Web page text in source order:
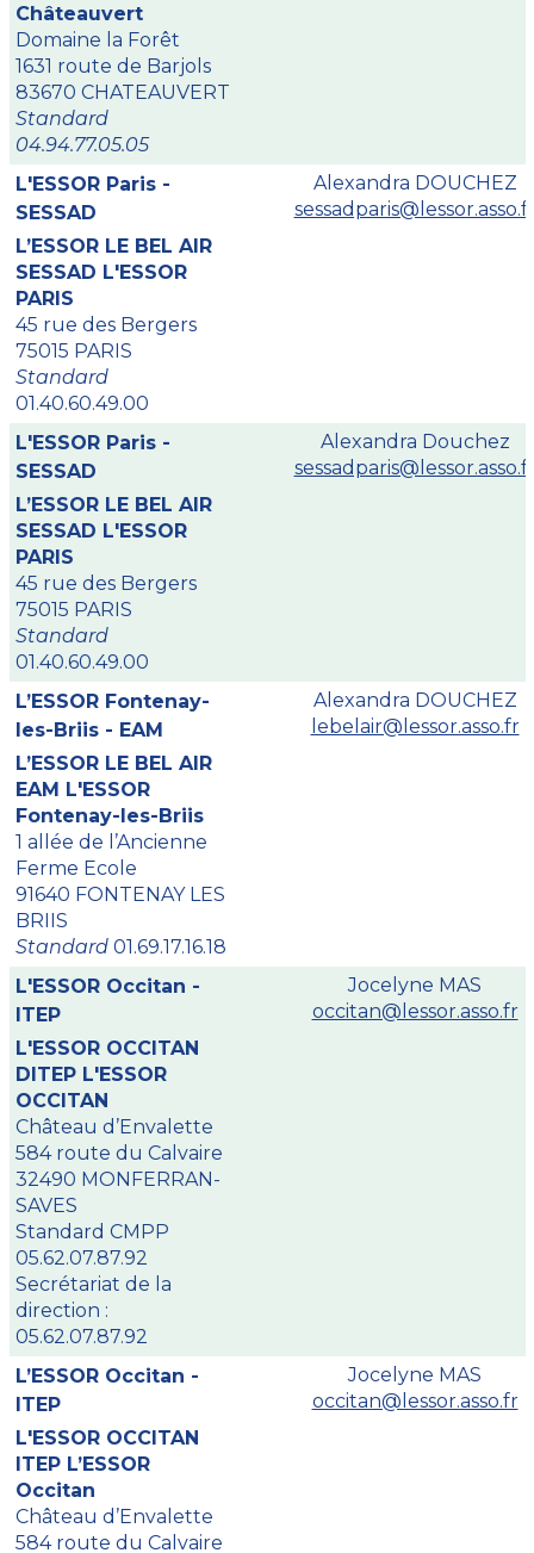
Châteauvert
Domaine la Forêt
1631 route de Barjols
83670 CHATEAUVERT
Standard
04.94.77.05.05
L'ESSOR Paris -
SESSAD
L’ESSOR LE BEL AIR
SESSAD L'ESSOR
PARIS
45 rue des Bergers
75015 PARIS
Standard
01.40.60.49.00
Alexandra DOUCHEZ
L'ESSOR Paris -
SESSAD
L’ESSOR LE BEL AIR
SESSAD L'ESSOR
PARIS
45 rue des Bergers
75015 PARIS
Standard
01.40.60.49.00
Alexandra Douchez
L’ESSOR Fontenay-
les-Briis - EAM
L’ESSOR LE BEL AIR
EAM L'ESSOR
Fontenay-les-Briis
1 allée de l’Ancienne
Ferme Ecole
91640 FONTENAY LES
BRIIS
Standard 01.69.17.16.18
Alexandra DOUCHEZ
lebelair@lessor.asso.fr
L'ESSOR Occitan -
ITEP
L'ESSOR OCCITAN
DITEP L'ESSOR
OCCITAN
Château d’Envalette
584 route du Calvaire
32490 MONFERRAN-
SAVES
Standard CMPP
05.62.07.87.92
Secrétariat de la
direction :
05.62.07.87.92
Jocelyne MAS
occitan@lessor.asso.fr
L’ESSOR Occitan -
ITEP
L'ESSOR OCCITAN
ITEP L’ESSOR
Occitan
Château d’Envalette
584 route du Calvaire
Jocelyne MAS
occitan@lessor.asso.fr